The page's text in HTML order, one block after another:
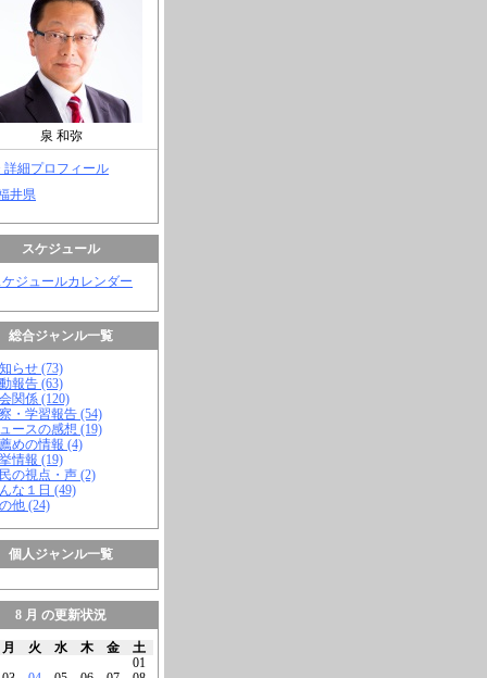
泉 和弥
詳細プロフィール
井県
スケジュール
ジュールカレンダー
総合ジャンル一覧
らせ (73)
報告 (63)
関係 (120)
・学習報告 (54)
ースの感想 (19)
めの情報 (4)
情報 (19)
の視点・声 (2)
な１日 (49)
他 (24)
個人ジャンル一覧
8 月 の更新状況
月 火 水 木 金
土
01